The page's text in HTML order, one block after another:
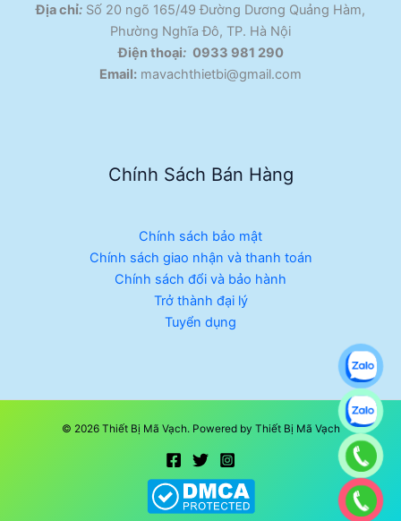
Địa chỉ: Số 20 ngõ 165/49 Đường Dương Quảng Hàm,
Phường Nghĩa Đô, TP. Hà Nội
Điện thoại: 0933 981 290
Email: mavachthietbi@gmail.com
Chính Sách Bán Hàng
Chính sách bảo mật
Chính sách giao nhận và thanh toán
Chính sách đổi và bảo hành
Trở thành đại lý
Tuyển dụng
© 2026 Thiết Bị Mã Vạch. Powered by Thiết Bị Mã Vạch